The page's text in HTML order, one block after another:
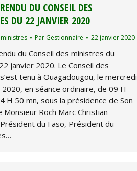
DU CONSEIL DES
DU 22 JANVIER 2020
Par Gestionnaire 22 janvier 2020
du Conseil des ministres du
janvier 2020. Le Conseil des
tenu à Ouagadougou, le mercredi
en séance ordinaire, de 09 H
H 50 mn, sous la présidence de Son
Monsieur Roch Marc Christian
Président du Faso, Président du